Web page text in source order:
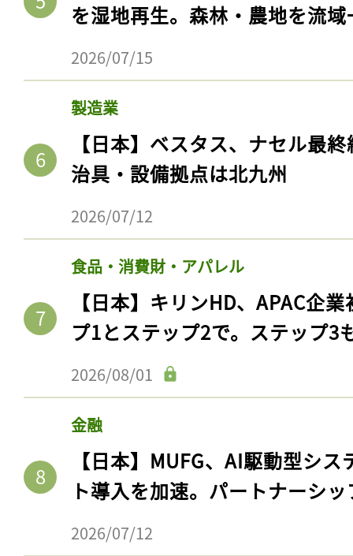
を湿地再生。森林・農地を流
2026/07/15
製造業
【日本】ベスタス、ナセル最
治具・設備拠点は北九州
2026/07/12
食品・消費財・アパレル
【日本】キリンHD、APAC企
プ1とステップ2で。ステップ3
2026/08/01
金融
【日本】MUFG、AI駆動型シ
ト導入を加速。パートナーシ
2026/07/12